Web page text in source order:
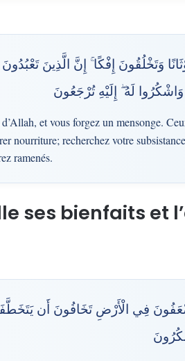
وَتَخْلُقُونَ إِفْكًا ۚ إِنَّ الَّذِينَ
وَاشْكُرُوا لَهُ ۖ إِلَيْهِ تُرْجَعُونَ
et vous forgez un mensonge.
nourriture; recherchez votre
ramenés.
ses bienfaits et
فِي الْأَرْضِ تَخَافُونَ أَن